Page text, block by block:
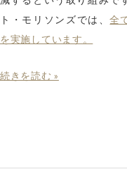
ト・モリソンズでは、全
を実施しています。
続きを読む »